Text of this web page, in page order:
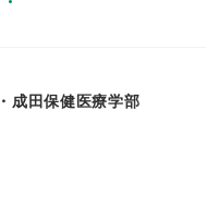
成田保健医療学部